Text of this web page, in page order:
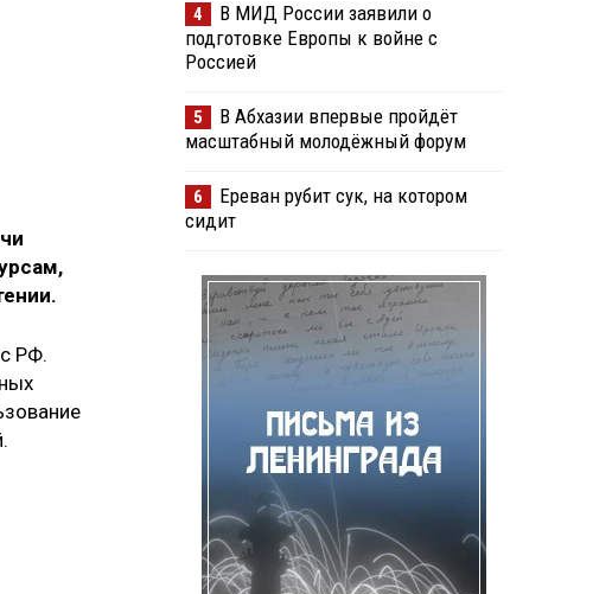
РФ.
4
В МИД России заявили о
подготовке Европы к войне с
Россией
5
В Абхазии впервые пройдёт
масштабный молодёжный форум
6
Ереван рубит сук, на котором
сидит